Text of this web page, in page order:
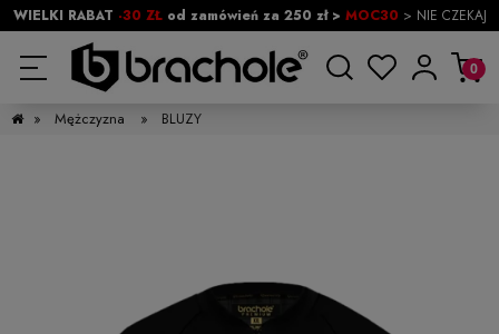
WIELKI RABAT -30 ZŁod zamówień za 250 zł > MOC30 > NIE CZEKAJ
» Mężczyzna » BLUZY